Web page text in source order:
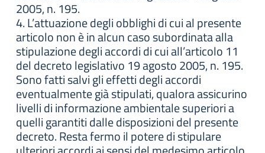
2005, n. 195.
4. L’attuazione degli obblighi di cui al presente
articolo non è in alcun caso subordinata alla
stipulazione degli accordi di cui all’articolo 11
del decreto legislativo 19 agosto 2005, n. 195.
Sono fatti salvi gli effetti degli accordi
eventualmente già stipulati, qualora assicurino
livelli di informazione ambientale superiori a
quelli garantiti dalle disposizioni del presente
decreto. Resta fermo il potere di stipulare